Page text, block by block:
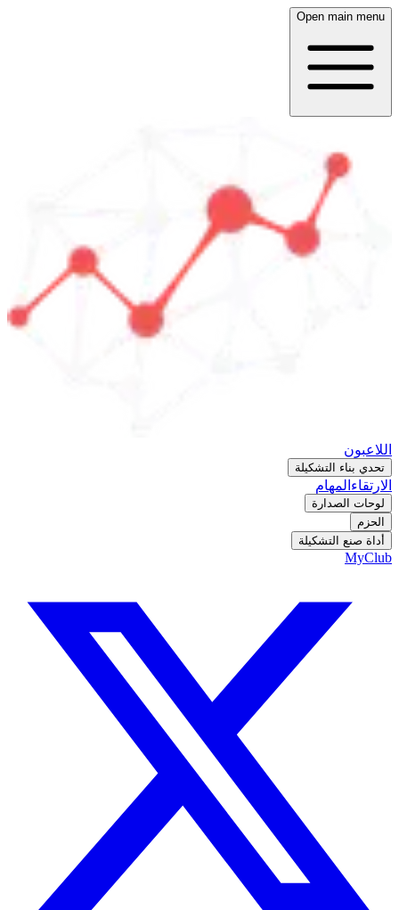
Open main menu
اللاعبون
تحدي بناء التشكيلة
الارتقاء المهام
لوحات الصدارة
الحزم
أداة صنع التشكيلة
MyClub